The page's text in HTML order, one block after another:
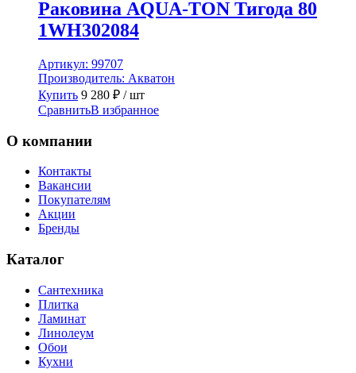
Раковина AQUA-TON Тигода 80
1WH302084
Артикул: 99707
Производитель: Акватон
Купить 9 280 ₽ / шт
СравнитьВ избранное
О компании
Контакты
Вакансии
Покупателям
Акции
Бренды
Каталог
Сантехника
Плитка
Ламинат
Линолеум
Обои
Кухни